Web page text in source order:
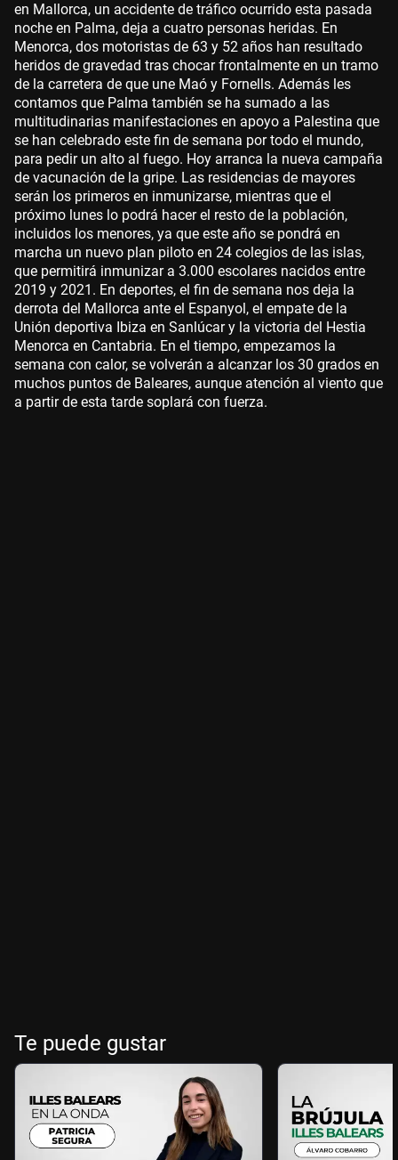
en Mallorca, un accidente de tráfico ocurrido esta pasada
noche en Palma, deja a cuatro personas heridas. En
Menorca, dos motoristas de 63 y 52 años han resultado
heridos de gravedad tras chocar frontalmente en un tramo
de la carretera de que une Maó y Fornells. Además les
contamos que Palma también se ha sumado a las
multitudinarias manifestaciones en apoyo a Palestina que
se han celebrado este fin de semana por todo el mundo,
para pedir un alto al fuego. Hoy arranca la nueva campaña
de vacunación de la gripe. Las residencias de mayores
serán los primeros en inmunizarse, mientras que el
próximo lunes lo podrá hacer el resto de la población,
incluidos los menores, ya que este año se pondrá en
marcha un nuevo plan piloto en 24 colegios de las islas,
que permitirá inmunizar a 3.000 escolares nacidos entre
2019 y 2021. En deportes, el fin de semana nos deja la
derrota del Mallorca ante el Espanyol, el empate de la
Unión deportiva Ibiza en Sanlúcar y la victoria del Hestia
Menorca en Cantabria. En el tiempo, empezamos la
semana con calor, se volverán a alcanzar los 30 grados en
muchos puntos de Baleares, aunque atención al viento que
a partir de esta tarde soplará con fuerza.
Te puede gustar